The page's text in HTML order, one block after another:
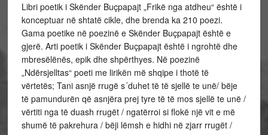
Libri poetik i Skënder Buçpapajt „Frikë nga atdheu“ është i
konceptuar në shtatë cikle, dhe brenda ka 210 poezi.
Gama poetike në poezinë e Skënder Buçpapajt është e
gjerë. Arti poetik i Skënder Buçpapajt është i ngrohtë dhe
mbresëlënës, epik dhe shpërthyes. Në poezinë
„Ndërsjelltas“ poeti me lirikën më shqipe i thotë të
vërtetës; Tani asnjë rrugë s´duhet të të sjellë te unë/ bëje
të pamundurën që asnjëra prej tyre të të mos sjellë te unë /
vërtiti nga të duash rrugët / ngatërroi si flokë një vit e më
shumë të pakrehura / bëji lëmsh e hidhi në zjarr rrugët /